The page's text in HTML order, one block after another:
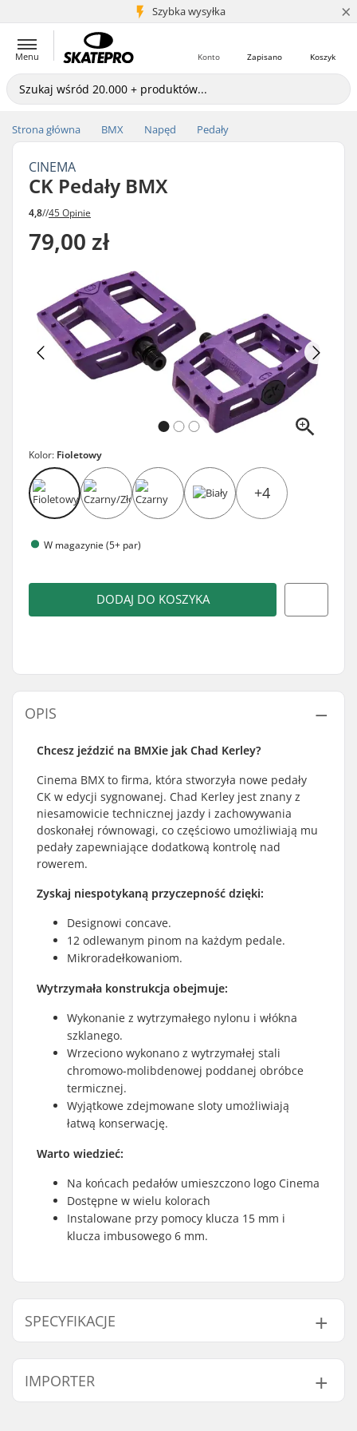
Szybka wysyłka
5+ mln klientów ×
Menu Koszyk
Zapisano
Konto
Strona główna BMX Napęd Pedały
CINEMA
CK Pedały BMX
4,8//45 Opinie
79,00 zł
Kolor: Fioletowy
+4
W magazynie (5+ par)
DODAJ DO KOSZYKA
OPIS
Chcesz jeździć na BMXie jak Chad Kerley?
Cinema BMX to firma, która stworzyła nowe pedały
CK w edycji sygnowanej. Chad Kerley jest znany z
niesamowicie technicznej jazdy i zachowywania
doskonałej równowagi, co częściowo umożliwiają mu
pedały zapewniające dodatkową kontrolę nad
rowerem.
Zyskaj niespotykaną przyczepność dzięki:
Designowi concave.
12 odlewanym pinom na każdym pedale.
Mikroradełkowaniom.
Wytrzymała konstrukcja obejmuje:
Wykonanie z wytrzymałego nylonu i włókna
szklanego.
Wrzeciono wykonano z wytrzymałej stali
chromowo-molibdenowej poddanej obróbce
termicznej.
Wyjątkowe zdejmowane sloty umożliwiają
łatwą konserwację.
Warto wiedzieć:
Na końcach pedałów umieszczono logo Cinema
Dostępne w wielu kolorach
Instalowane przy pomocy klucza 15 mm i
klucza imbusowego 6 mm.
SPECYFIKACJE
Materiał ośki:
Heat Treated
Concave pedałów:
Yes
IMPORTER